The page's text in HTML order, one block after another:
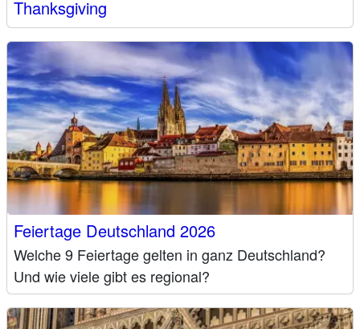
Thanksgiving
Feiertage Deutschland 2026
Welche 9 Feiertage gelten in ganz Deutschland?
Und wie viele gibt es regional?